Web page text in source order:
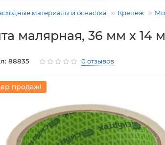
материалы и оснастка Крепёж
малярная, 36 мм х 14
88835 0 отзывов
продаж!